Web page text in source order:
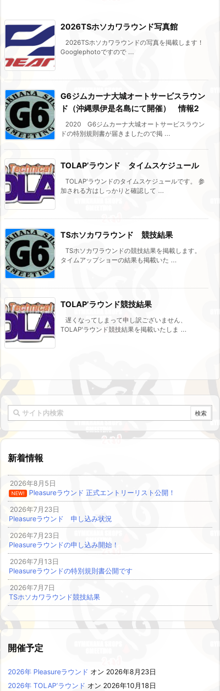
2026TSホソカワラウンド写真館
2026TSホソカワラウンドの写真を掲載します！
Googlephotoですので ...
G6ジムカーナ大城オートサービスラウン
ド（沖縄県伊是名島にて開催） 情報2
2020 G6ジムカーナ大城オートサービスラウン
ドの特別規則書が届きましたので掲 ...
TOLAP’ラウンド タイムスケジュール
TOLAP'ラウンドのタイムスケジュールです。 参
加される方はしっかりと確認して ...
TSホソカワラウンド 競技結果
TSホソカワラウンドの競技結果を掲載します。
タイムアップショーの結果も掲載いた ...
TOLAP’ラウンド競技結果
遅くなってしまって申し訳ございません、
TOLAP'ラウンド競技結果を掲載いたしま ...
新着情報
2026年8月5日
NEW!
Pleasureラウンド 正式エントリーリスト公開！
2026年7月23日
Pleasureラウンド 申し込み状況
2026年7月23日
Pleasureラウンドの申し込み開始！
2026年7月13日
Pleasureラウンドの特別規則書公開です
2026年7月7日
TSホソカワラウンド競技結果
開催予定
2026年 Pleasureラウンド オン 2026年8月23日
2026年 TOLAP’ラウンド オン 2026年10月18日